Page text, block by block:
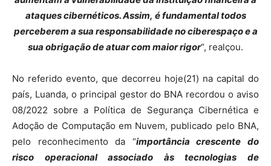
ataques cibernéticos. Assim, é fundamental todos
perceberem a sua responsabilidade no ciberespaço e a
sua obrigação de atuar com maior rigor“, realçou.
No referido evento, que decorreu hoje(21) na capital do
país, Luanda, o principal gestor do BNA recordou o aviso
08/2022 sobre a Política de Segurança Cibernética e
Adoção de Computação em Nuvem, publicado pelo BNA,
pelo reconhecimento da “importância crescente do
risco operacional associado às tecnologias de